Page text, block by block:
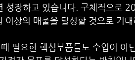
성장하고 있습니다. 구체적으로
상의 매출을 달성할 것으로 기대
필요한 핵심부품들도 수입이 아